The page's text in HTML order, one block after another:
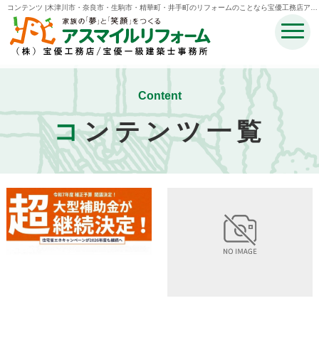
コンテンツ |木津川市・奈良市・生駒市・精華町・井手町のリフォームのことなら宝優工務店アス
マイルリフォーム
Content
コンテンツ一覧